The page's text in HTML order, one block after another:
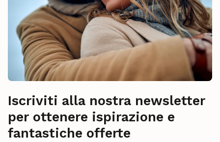
Iscriviti alla nostra newsletter
per ottenere ispirazione e
fantastiche offerte